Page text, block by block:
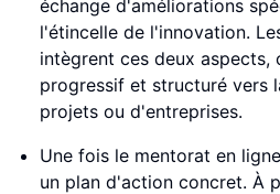
échange d'améliorations
l'étincelle de l'innovation.
intègrent ces deux aspects,
progressif et structuré vers
projets ou d'entreprises.
Une fois le mentorat en
un plan d'action concret. À